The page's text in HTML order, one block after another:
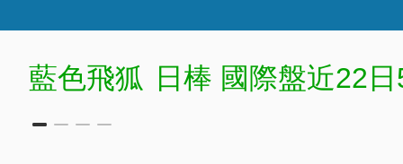
藍色飛狐 日棒 國際盤近22